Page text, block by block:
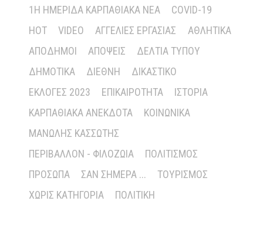
1Η ΗΜΕΡΊΔΑ ΚΑΡΠΑΘΙΑΚΆ ΝΈΑ
COVID-19
HOT
VIDEO ΑΓΓΕΛΊΕΣ ΕΡΓΑΣΊΑΣ
ΑΘΛΗΤΙΚΆ
ΑΠΌΔΗΜΟΙ
ΑΠΌΨΕΙΣ
ΔΕΛΤΊΑ ΤΎΠΟΥ
ΔΗΜΟΤΙΚΆ
ΔΙΕΘΝΉ
ΔΙΚΑΣΤΙΚΌ
ΕΚΛΟΓΈΣ 2023
ΕΠΙΚΑΙΡΌΤΗΤΑ
ΙΣΤΟΡΊΑ
ΚΑΡΠΑΘΙΑΚΆ ΑΝΈΚΔΟΤΑ
ΚΟΙΝΩΝΙΚΆ
ΜΑΝΏΛΗΣ ΚΑΣΣΏΤΗΣ
ΠΕΡΙΒΆΛΛΟΝ - ΦΙΛΟΖΩΊΑ
ΠΟΛΙΤΙΣΜΌΣ
ΠΡΌΣΩΠΑ
ΣΑΝ ΣΉΜΕΡΑ ...
ΤΟΥΡΙΣΜΌΣ
ΧΩΡΊΣ ΚΑΤΗΓΟΡΊΑ
ΠΟΛΙΤΙΚΉ